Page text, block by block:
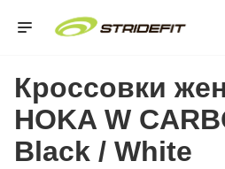
Кроссовки
HOKA W
Black / White